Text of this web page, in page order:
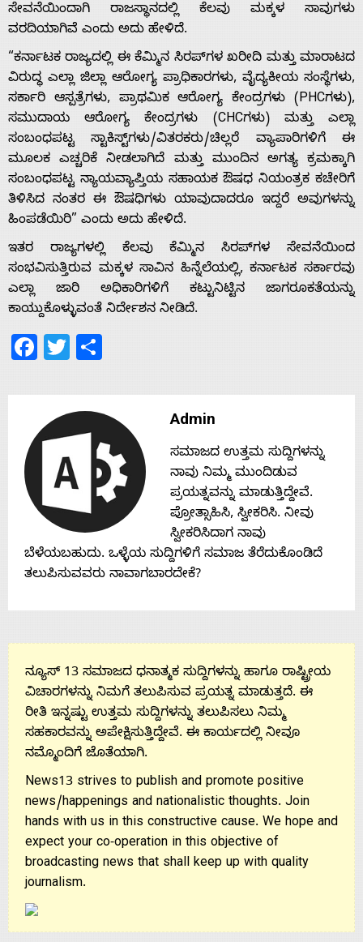
About
Us
Advertise
With
s
Contact
Us
ಸೇವನೆಯಿಂದಾಗಿ ರಾಜಸ್ಥಾನದಲ್ಲಿ ಕೆಲವು ಮಕ್ಕಳ ಸಾವುಗಳು
ವರದಿಯಾಗಿವೆ ಎಂದು ಅದು ಹೇಳಿದೆ.
“ಕರ್ನಾಟಕ ರಾಜ್ಯದಲ್ಲಿ ಈ ಕೆಮ್ಮಿನ ಸಿರಪ್‌ಗಳ ಖರೀದಿ ಮತ್ತು ಮಾರಾಟದ
ವಿರುದ್ಧ ಎಲ್ಲಾ ಜಿಲ್ಲಾ ಆರೋಗ್ಯ ಪ್ರಾಧಿಕಾರಗಳು, ವೈದ್ಯಕೀಯ ಸಂಸ್ಥೆಗಳು,
ಸರ್ಕಾರಿ ಆಸ್ಪತ್ರೆಗಳು, ಪ್ರಾಥಮಿಕ ಆರೋಗ್ಯ ಕೇಂದ್ರಗಳು (PHCಗಳು),
ಸಮುದಾಯ ಆರೋಗ್ಯ ಕೇಂದ್ರಗಳು (CHCಗಳು) ಮತ್ತು ಎಲ್ಲಾ
ಸಂಬಂಧಪಟ್ಟ ಸ್ಟಾಕಿಸ್ಟ್‌ಗಳು/ವಿತರಕರು/ಚಿಲ್ಲರೆ ವ್ಯಾಪಾರಿಗಳಿಗೆ ಈ
ಮೂಲಕ ಎಚ್ಚರಿಕೆ ನೀಡಲಾಗಿದೆ ಮತ್ತು ಮುಂದಿನ ಅಗತ್ಯ ಕ್ರಮಕ್ಕಾಗಿ
ಸಂಬಂಧಪಟ್ಟ ನ್ಯಾಯವ್ಯಾಪ್ತಿಯ ಸಹಾಯಕ ಔಷಧ ನಿಯಂತ್ರಕ ಕಚೇರಿಗೆ
ತಿಳಿಸಿದ ನಂತರ ಈ ಔಷಧಿಗಳು ಯಾವುದಾದರೂ ಇದ್ದರೆ ಅವುಗಳನ್ನು
ಹಿಂಪಡೆಯಿರಿ” ಎಂದು ಅದು ಹೇಳಿದೆ.
ಇತರ ರಾಜ್ಯಗಳಲ್ಲಿ ಕೆಲವು ಕೆಮ್ಮಿನ ಸಿರಪ್‌ಗಳ ಸೇವನೆಯಿಂದ
ಸಂಭವಿಸುತ್ತಿರುವ ಮಕ್ಕಳ ಸಾವಿನ ಹಿನ್ನೆಲೆಯಲ್ಲಿ, ಕರ್ನಾಟಕ ಸರ್ಕಾರವು
ಎಲ್ಲಾ ಜಾರಿ ಅಧಿಕಾರಿಗಳಿಗೆ ಕಟ್ಟುನಿಟ್ಟಿನ ಜಾಗರೂಕತೆಯನ್ನು
ಕಾಯ್ದುಕೊಳ್ಳುವಂತೆ ನಿರ್ದೇಶನ ನೀಡಿದೆ.
Facebook
Twitter
Admin
ಸಮಾಜದ ಉತ್ತಮ ಸುದ್ದಿಗಳನ್ನು
ನಾವು ನಿಮ್ಮ ಮುಂದಿಡುವ
ಪ್ರಯತ್ನವನ್ನು ಮಾಡುತ್ತಿದ್ದೇವೆ.
ಪ್ರೋತ್ಸಾಹಿಸಿ, ಸ್ವೀಕರಿಸಿ. ನೀವು
ಸ್ವೀಕರಿಸಿದಾಗ ನಾವು
ಬೆಳೆಯಬಹುದು. ಒಳ್ಳೆಯ ಸುದ್ದಿಗಳಿಗೆ ಸಮಾಜ ತೆರೆದುಕೊಂಡಿದೆ
ತಲುಪಿಸುವವರು ನಾವಾಗಬಾರದೇಕೆ?
ನ್ಯೂಸ್ 13 ಸಮಾಜದ ಧನಾತ್ಮಕ ಸುದ್ದಿಗಳನ್ನು ಹಾಗೂ ರಾಷ್ಟ್ರೀಯ
ವಿಚಾರಗಳನ್ನು ನಿಮಗೆ ತಲುಪಿಸುವ ಪ್ರಯತ್ನ ಮಾಡುತ್ತದೆ. ಈ
ರೀತಿ ಇನ್ನಷ್ಟು ಉತ್ತಮ ಸುದ್ದಿಗಳನ್ನು ತಲುಪಿಸಲು ನಿಮ್ಮ
ಸಹಕಾರವನ್ನು ಅಪೇಕ್ಷಿಸುತ್ತಿದ್ದೇವೆ. ಈ ಕಾರ್ಯದಲ್ಲಿ ನೀವೂ
ನಮ್ಮೊಂದಿಗೆ ಜೊತೆಯಾಗಿ.
News13 strives to publish and promote positive
news/happenings and nationalistic thoughts. Join
hands with us in this constructive cause. We hope and
expect your co-operation in this objective of
broadcasting news that shall keep up with quality
journalism.